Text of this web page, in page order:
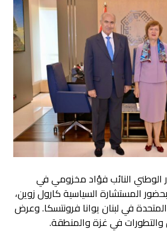
الوطني النائب فؤاد مخزومي في
المستشارة السياسية كارول زوين،
في لبنان يوانا فرونتسكا. وعرض
في غزة والمنطقة.